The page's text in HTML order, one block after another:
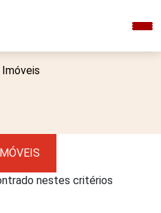
Imóveis
nestes critérios